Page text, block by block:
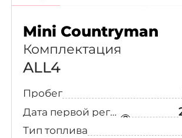
Mini Countryman
Комплектация
ALL4
Пробег
Дата первой регистрации
Тип топлива